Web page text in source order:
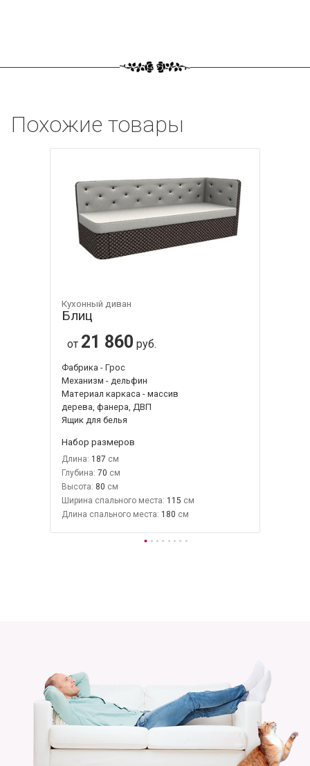
Похожие товары
Кухонный диван
Блиц
от 21 860 руб.
Фабрика - Грос
Механизм - дельфин
Материал каркаса - массив
дерева, фанера, ДВП
Ящик для белья
Набор размеров
Длина: 187
Глубина: 70
Высота: 80
Ширина спального места: 115
Длина спального места: 180